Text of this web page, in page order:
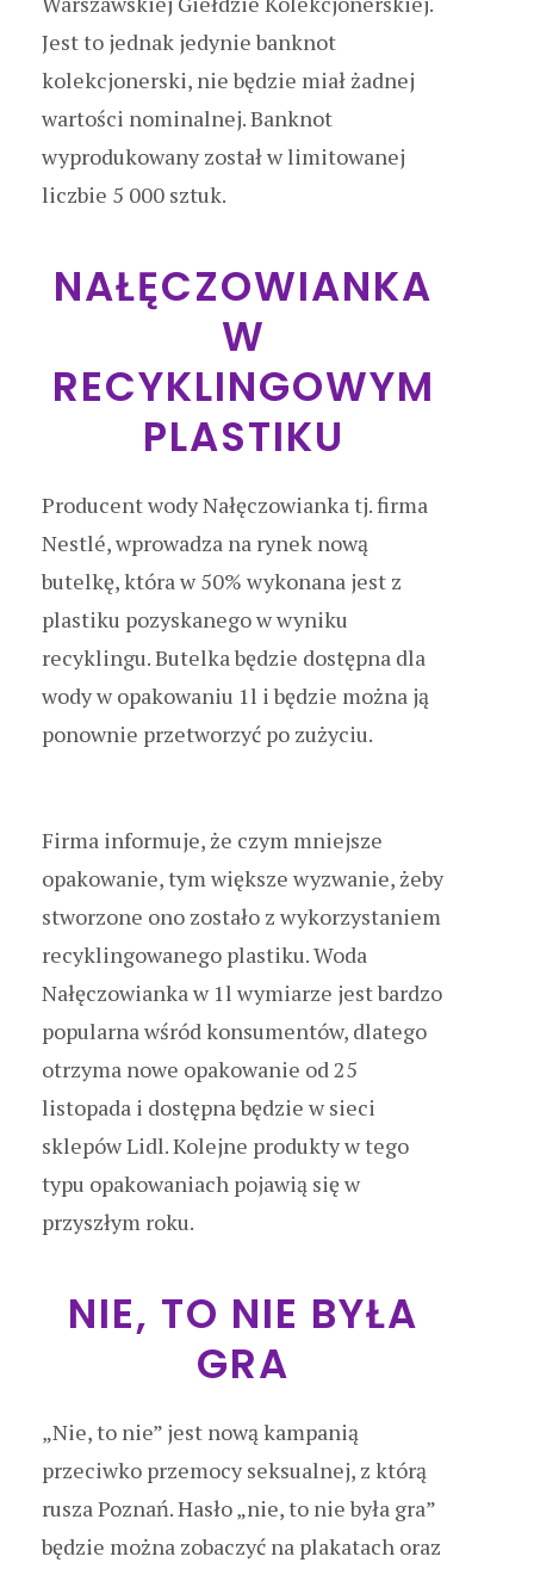
Jest to jednak jedynie banknot
kolekcjonerski, nie będzie miał żadnej
wartości nominalnej. Banknot
wyprodukowany został w limitowanej
liczbie 5 000 sztuk.
NAŁĘCZOWIANKA
W
RECYKLINGOWYM
PLASTIKU
Producent wody Nałęczowianka tj. firma
Nestlé, wprowadza na rynek nową
butelkę, która w 50% wykonana jest z
plastiku pozyskanego w wyniku
recyklingu. Butelka będzie dostępna dla
wody w opakowaniu 1l i będzie można ją
ponownie przetworzyć po zużyciu.
Firma informuje, że czym mniejsze
opakowanie, tym większe wyzwanie, żeby
stworzone ono zostało z wykorzystaniem
recyklingowanego plastiku. Woda
Nałęczowianka w 1l wymiarze jest bardzo
popularna wśród konsumentów, dlatego
otrzyma nowe opakowanie od 25
listopada i dostępna będzie w sieci
sklepów Lidl. Kolejne produkty w tego
typu opakowaniach pojawią się w
przyszłym roku.
NIE, TO NIE BYŁA
GRA
„Nie, to nie” jest nową kampanią
przeciwko przemocy seksualnej, z którą
rusza Poznań. Hasło „nie, to nie była gra”
będzie można zobaczyć na plakatach oraz